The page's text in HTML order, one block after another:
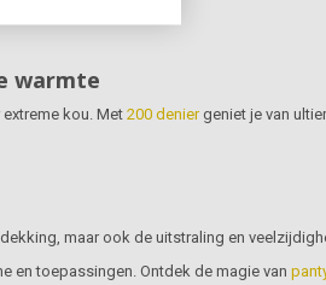
warmte
kou. Met 200 deniergeniet je van
maar ook de uitstraling en
en toepassingen. Ontdek de magie van